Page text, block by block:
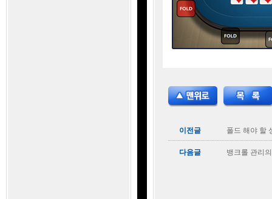
이전글 폴드 해야 할
다음글 뱅크롤 관리